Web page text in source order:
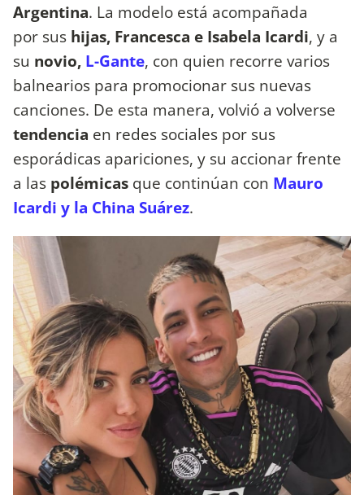
Argentina. La modelo está acompañada
por sus hijas, Francesca e Isabela Icardi, y a
su novio, L-Gante, con quien recorre varios
balnearios para promocionar sus nuevas
canciones. De esta manera, volvió a volverse
tendencia en redes sociales por sus
esporádicas apariciones, y su accionar frente
a las polémicas que continúan con Mauro
Icardi y la China Suárez.